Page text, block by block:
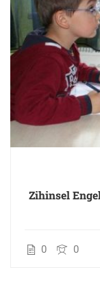
Zihinsel
0 0